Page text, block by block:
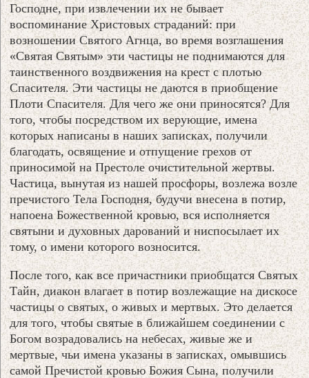
Господне, при извлечении их не бывает
воспоминание Христовых страданий: при
возношении Святого Агнца, во время возглашения
«Святая Святым» эти частицы не поднимаются для
таинственного воздвижения на крест с плотью
Спасителя. Эти частицы не даются в приобщение
Плоти Спасителя. Для чего же они приносятся? Для
того, чтобы посредством их верующие, имена
которых написаны в наших записках, получили
благодать, освящение и отпущение грехов от
приносимой на Престоле очистительной жертвы.
Частица, вынутая из нашей просфоры, возлежа возле
пречистого Тела Господня, будучи внесена в потир,
напоена Божественной кровью, вся исполняется
святыни и духовных дарований и ниспосылает их
тому, о имени которого возносится.
После того, как все причастники приобщатся Святых
Тайн, диакон влагает в потир возлежащие на дискосе
частицы о святых, о живых и мертвых. Это делается
для того, чтобы святые в ближайшем соединении с
Богом возрадовались на небесах, живые же и
мертвые, чьи имена указаны в записках, омывшись
самой Пречистой кровью Божия Сына, получили